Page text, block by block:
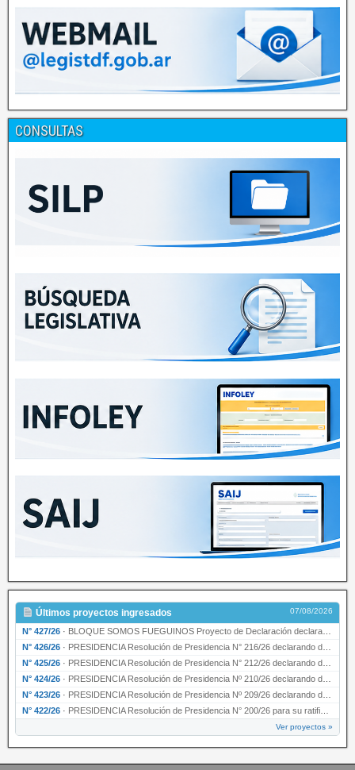
CONSULTAS
Últimos proyectos ingresados 07/08/2026
N° 427/26 · BLOQUE SOMOS FUEGUINOS Proyecto de Declaración declarando de interés provincial PRESIDENCI…
N° 426/26 · PRESIDENCIA Resolución de Presidencia N° 216/26 declarando de interés provincial la labor …
N° 425/26 · PRESIDENCIA Resolución de Presidencia N° 212/26 declarando de interés provincial el “50° A…
N° 424/26 · PRESIDENCIA Resolución de Presidencia Nº 210/26 declarando de interés provincial el proyec…
N° 423/26 · PRESIDENCIA Resolución de Presidencia Nº 209/26 declarando de interés provincial la presen…
N° 422/26 · PRESIDENCIA Resolución de Presidencia N° 200/26 para su ratificación.
Ver proyectos »